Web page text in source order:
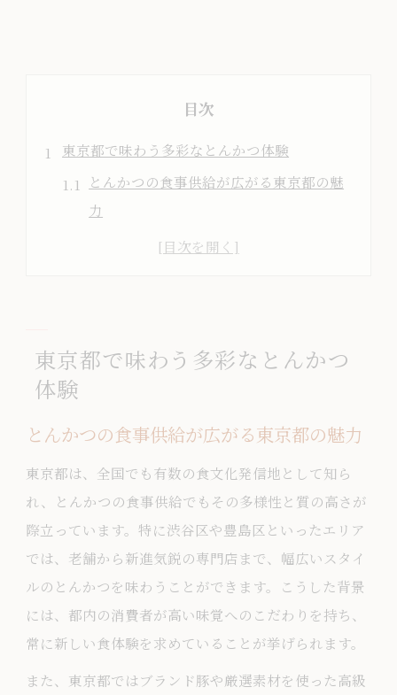
目次
東京都で味わう多彩なとんかつ体験
とんかつの食事供給が広がる東京都の魅
力
池袋の名店で味わうとんかつの奥深さ
都内のとんかつ専門店が生む多彩な味わ
渋谷区や豊島区で注目のとんかつ事情
池袋周辺のとんかつ名店巡りの醍醐味
豊島区が誇るとんかつの老舗と最新店
とんかつ美濃屋など注目の名店特徴とは
こだわりのとんかつを求めるなら東京へ
東京で叶うこだわりとんかつ食事供給体
東京都で味わう多彩なとんかつ
体験
とんかつの食事供給が広がる東京都の魅力
東京都は、全国でも有数の食文化発信地として知ら
れ、とんかつの食事供給でもその多様性と質の高さが
際立っています。特に渋谷区や豊島区といったエリア
では、老舗から新進気鋭の専門店まで、幅広いスタイ
ルのとんかつを味わうことができます。こうした背景
には、都内の消費者が高い味覚へのこだわりを持ち、
常に新しい食体験を求めていることが挙げられます。
また、東京都ではブランド豚や厳選素材を使った高級